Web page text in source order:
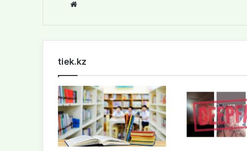
te
tiek.kz